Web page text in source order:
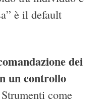
è il default
dei
un controllo
come